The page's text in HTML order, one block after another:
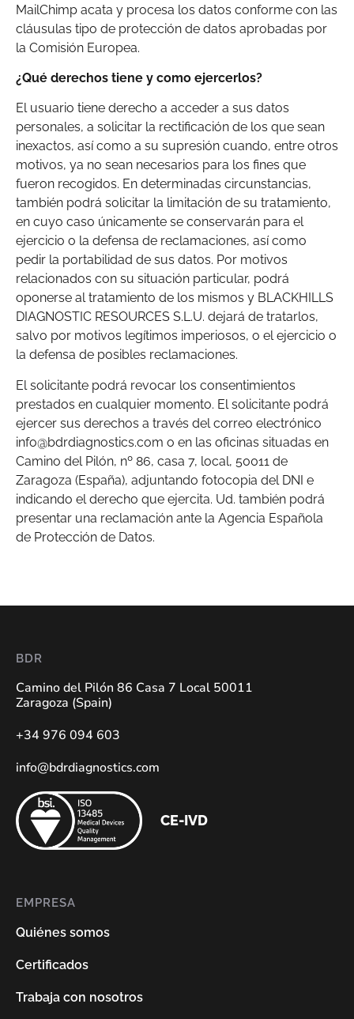
MailChimp acata y procesa los datos conforme con las
cláusulas tipo de protección de datos aprobadas por
la Comisión Europea.
¿Qué derechos tiene y como ejercerlos?
El usuario tiene derecho a acceder a sus datos
personales, a solicitar la rectificación de los que sean
inexactos, así como a su supresión cuando, entre otros
motivos, ya no sean necesarios para los fines que
fueron recogidos. En determinadas circunstancias,
también podrá solicitar la limitación de su tratamiento,
en cuyo caso únicamente se conservarán para el
ejercicio o la defensa de reclamaciones, así como
pedir la portabilidad de sus datos. Por motivos
relacionados con su situación particular, podrá
oponerse al tratamiento de los mismos y BLACKHILLS
DIAGNOSTIC RESOURCES S.L.U. dejará de tratarlos,
salvo por motivos legítimos imperiosos, o el ejercicio o
la defensa de posibles reclamaciones.
El solicitante podrá revocar los consentimientos
prestados en cualquier momento. El solicitante podrá
ejercer sus derechos a través del correo electrónico
info@bdrdiagnostics.com o en las oficinas situadas en
Camino del Pilón, nº 86, casa 7, local, 50011 de
Zaragoza (España), adjuntando fotocopia del DNI e
indicando el derecho que ejercita. Ud. también podrá
presentar una reclamación ante la Agencia Española
de Protección de Datos.
BDR
Camino del Pilón 86 Casa 7 Local 50011
Zaragoza (Spain)
+34 976 094 603
info@bdrdiagnostics.com
CE-IVD
EMPRESA
Quiénes somos
Certificados
Trabaja con nosotros